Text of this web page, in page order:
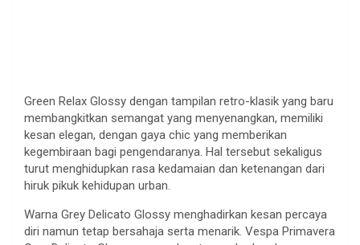
Green Relax Glossy dengan tampilan retro-klasik yang baru
membangkitkan semangat yang menyenangkan, memiliki
kesan elegan, dengan gaya chic yang memberikan
kegembiraan bagi pengendaranya. Hal tersebut sekaligus
turut menghidupkan rasa kedamaian dan ketenangan dari
hiruk pikuk kehidupan urban.
Warna Grey Delicato Glossy menghadirkan kesan percaya
diri namun tetap bersahaja serta menarik. Vespa Primavera